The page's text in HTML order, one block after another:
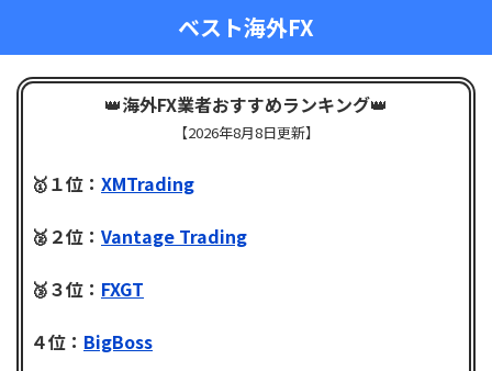
ベスト海外FX
👑海外FX業者おすすめランキング👑
【2026年8月8日更新】
🥇１位： XMTrading
🥈２位： Vantage Trading
🥉３位： FXGT
４位： BigBoss